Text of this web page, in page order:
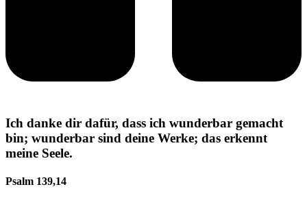
Ich danke dir dafür, dass ich wunderbar gemacht
bin; wunderbar sind deine Werke; das erkennt
meine Seele.
Psalm 139,14